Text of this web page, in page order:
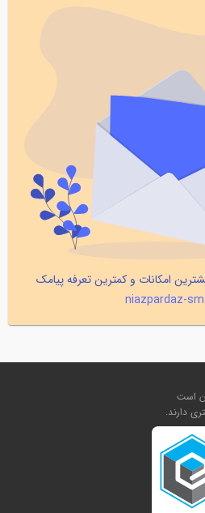
امکانات و کمترین تعرفه پیامک
niazpardaz-
است
دارند.